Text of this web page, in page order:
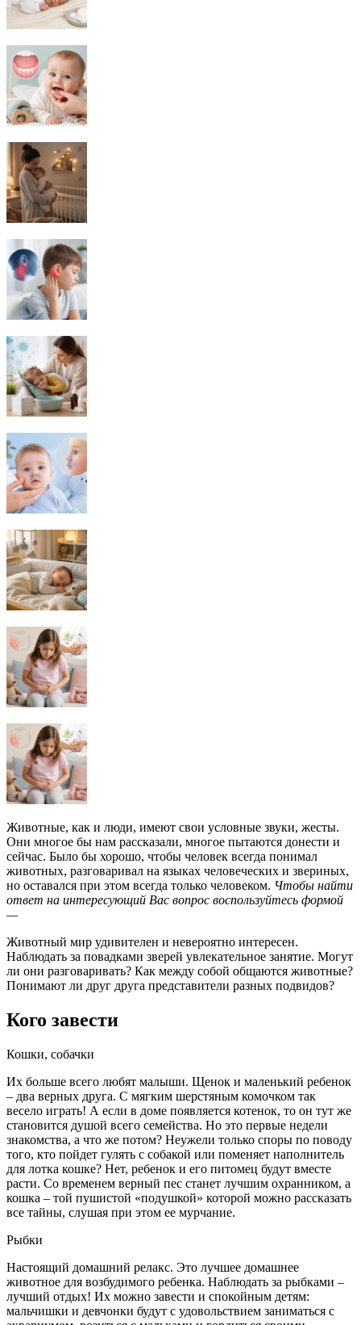
Животные, как и люди, имеют свои условные звуки, жесты.
Они многое бы нам рассказали, многое пытаются донести и
сейчас. Было бы хорошо, чтобы человек всегда понимал
животных, разговаривал на языках человеческих и звериных,
но оставался при этом всегда только человеком. Чтобы найти
ответ на интересующий Вас вопрос воспользуйтесь формой
—
Животный мир удивителен и невероятно интересен.
Наблюдать за повадками зверей увлекательное занятие. Могут
ли они разговаривать? Как между собой общаются животные?
Понимают ли друг друга представители разных подвидов?
Кого завести
Кошки, собачки
Их больше всего любят малыши. Щенок и маленький ребенок
– два верных друга. С мягким шерстяным комочком так
весело играть! А если в доме появляется котенок, то он тут же
становится душой всего семейства. Но это первые недели
знакомства, а что же потом? Неужели только споры по поводу
того, кто пойдет гулять с собакой или поменяет наполнитель
для лотка кошке? Нет, ребенок и его питомец будут вместе
расти. Со временем верный пес станет лучшим охранником, а
кошка – той пушистой «подушкой» которой можно рассказать
все тайны, слушая при этом ее мурчание.
Рыбки
Настоящий домашний релакс. Это лучшее домашнее
животное для возбудимого ребенка. Наблюдать за рыбками –
лучший отдых! Их можно завести и спокойным детям:
мальчишки и девчонки будут с удовольствием заниматься с